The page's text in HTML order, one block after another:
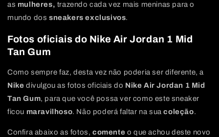
as mulheres, trazendo cada vez mais meninas para o
mundo dos sneakers exclusivos.
Fotos oficiais do Nike Air Jordan 1 Mid
Tan Gum
Como sempre faz, desta vez não poderia ser diferente, a
Nike divulgou as fotos oficiais do Nike Air Jordan 1 Mid
Tan Gum, para que você possa ver como este sneaker
ficou maravilhoso. Não poderá faltar na suacoleção.
Confira abaixo as fotos, comente o que achou deste novo